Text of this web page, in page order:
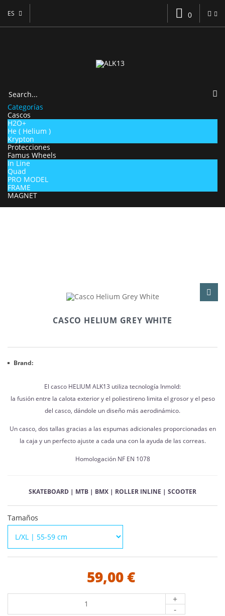
0
ES
Categorías
Cascos
H2O+
He ( Helium )
Krypton
Protecciones
Famus Wheels
In Line
Quad
PRO MODEL
FRAME
MAGNET
CASCO HELIUM GREY WHITE
Brand:
El casco HELIUM ALK13 utiliza tecnología Inmold:
la fusión entre la calota exterior y el poliestireno limita el grosor y el peso
del casco, dándole un diseño más aerodinámico.
Un casco, dos tallas gracias a las espumas adicionales proporcionadas en
la caja y un perfecto ajuste a cada una con la ayuda de las correas.
Homologación NF EN 1078
SKATEBOARD | MTB | BMX | ROLLER INLINE | SCOOTER
Tamaños
59,00 €
+
-